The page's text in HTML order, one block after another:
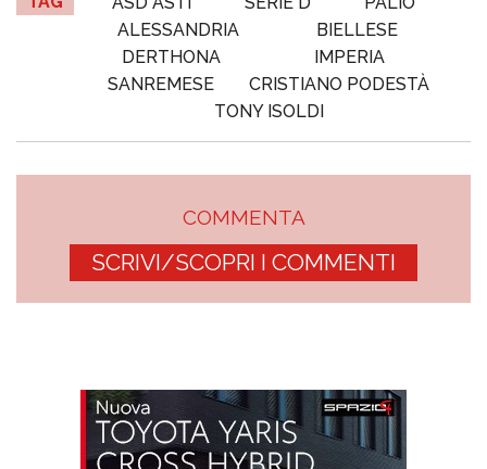
ALESSANDRIA
BIELLESE
DERTHONA
IMPERIA
SANREMESE
CRISTIANO PODESTÀ
TONY ISOLDI
COMMENTA
SCRIVI/SCOPRI I COMMENTI